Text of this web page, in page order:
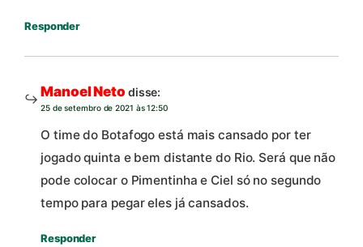
Responder
Manoel Neto disse:
25 de setembro de 2021 às 12:50
O time do Botafogo está mais cansado por ter
jogado quinta e bem distante do Rio. Será que não
pode colocar o Pimentinha e Ciel só no segundo
tempo para pegar eles já cansados.
Responder